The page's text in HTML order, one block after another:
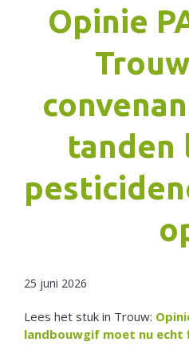
Opinie
tanden
25 juni 2026
Lees het stuk in Trouw:
landbouwgif moet nu